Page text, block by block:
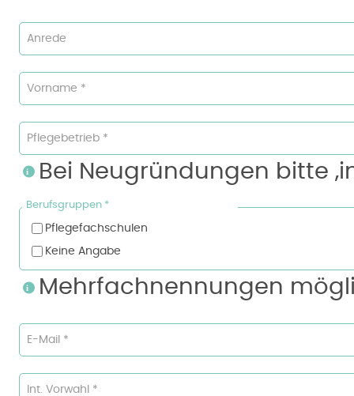
Anrede
Vorname *
Pflegebetrieb *
Bei Neugründungen bitte
Berufsgruppen *
Pflegefachschulen
Keine Angabe
Mehrfachnennungen
E-Mail *
Int. Vorwahl *